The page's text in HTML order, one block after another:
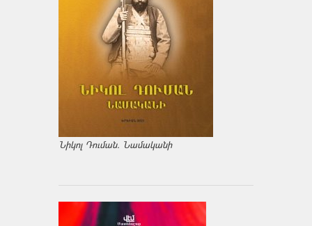
Նիկոլ Դուման. Նամականի